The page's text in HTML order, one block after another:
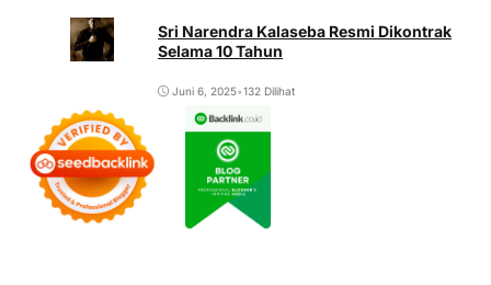
Sri Narendra Kalaseba Resmi Dikontrak
Selama 10 Tahun
Juni 6, 2025•132 Dilihat